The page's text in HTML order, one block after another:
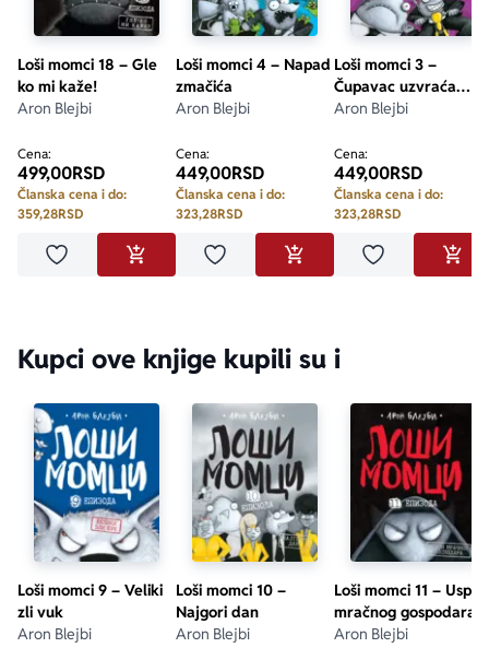
Loši momci 18 – Gle
ko mi kaže!
Aron Blejbi
Cena:
499,00RSD
Članska cena i do:
359,28RSD
Dodaj u omiljeneDODAJ U KORPU
Loši momci 4 – Napad
zmačića
Aron Blejbi
Cena:
449,00RSD
Članska cena i do:
323,28RSD
Dodaj u omiljeneDODAJ U KORPU
Loši momci 3 –
Čupavac uzvraća
udarac
Aron Blejbi
Cena:
449,00RSD
Članska cena i do:
323,28RSD
Dodaj u
Kupci ove knjige kupili su i
Loši momci 9 – Veliki
zli vuk
Aron Blejbi
Loši momci 10 –
Najgori dan
Aron Blejbi
Loši momci 11 – Uspon
mračnog gospodara
Aron Blejbi